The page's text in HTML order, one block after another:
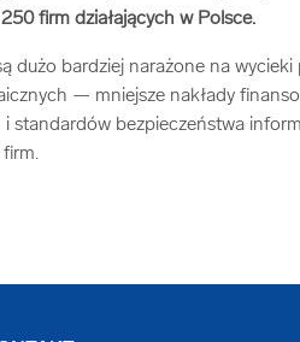
firm działających w Polsce.
dużo bardziej narażone na
— mniejsze nakłady
standardów bezpieczeństwa
firm.